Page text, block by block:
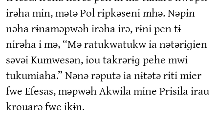
irəha min, mətə Pol rɨpkəseni mhə. Nəpɨn
nəha rɨnaməpwəh irəha irə, rɨni pen tɨ
nirəha i mə, “Mə ratukwatukw ia nətərɨɡien
səvəi Kumwesən, iou takrərɨɡ pehe mwi
tukumiaha.” Nənə rəputə ia nɨtətə riti mier
fwe Efesas, məpwəh Akwila mɨne Prisila irau
krouarə fwe ikɨn.